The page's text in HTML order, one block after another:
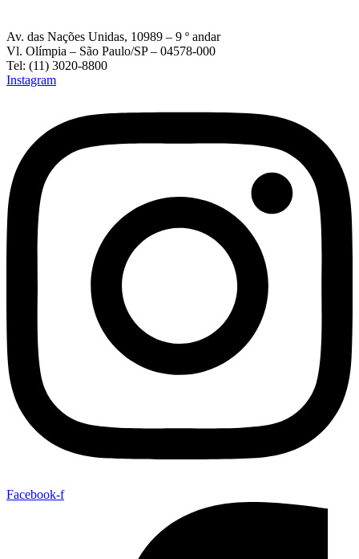
Av. das Nações Unidas, 10989 – 9 º andar
Vl. Olímpia – São Paulo/SP – 04578-000
Tel: (11) 3020-8800
Instagram
Facebook-f